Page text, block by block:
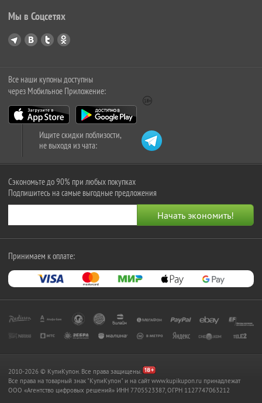
Мы в Соцсетях
Все наши купоны доступны
через Мобильное Приложение:
Ищите скидки поблизости,
не выходя из чата:
Сэкономьте до 90% при любых покупках
Подпишитесь на самые выгодные предложения
Принимаем к оплате:
2010-2026 © КупиКупон. Все права защищены.
Все права на товарный знак "КупиКупон" и на сайт www.kupikupon.ru принадлежат
OOO «Агентство цифровых решений» ИНН 7705523387, ОГРН 1127747063212